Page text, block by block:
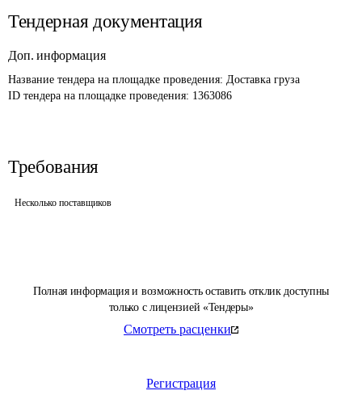
Полная информация и возможность оставить отклик доступны
только с лицензией «Тендеры»
Смотреть расценки
Регистрация
Тендерная документация
Доп. информация
Название тендера на площадке проведения: Доставка груза
ID тендера на площадке проведения: 1363086
Требования
Несколько поставщиков